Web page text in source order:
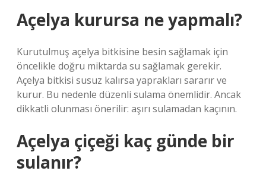
Açelya kurursa ne yapmalı?
Kurutulmuş açelya bitkisine besin sağlamak için
öncelikle doğru miktarda su sağlamak gerekir.
Açelya bitkisi susuz kalırsa yaprakları sararır ve
kurur. Bu nedenle düzenli sulama önemlidir. Ancak
dikkatli olunması önerilir: aşırı sulamadan kaçının.
Açelya çiçeği kaç günde bir
sulanır?